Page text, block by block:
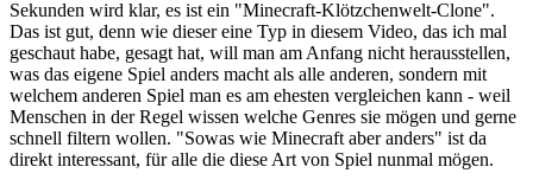
Sekunden wird klar, es ist ein "Minecraft-Klötzchenwelt-Clone".
Das ist gut, denn wie dieser eine Typ in diesem Video, das ich mal
geschaut habe, gesagt hat, will man am Anfang nicht herausstellen,
was das eigene Spiel anders macht als alle anderen, sondern mit
welchem anderen Spiel man es am ehesten vergleichen kann - weil
Menschen in der Regel wissen welche Genres sie mögen und gerne
schnell filtern wollen. "Sowas wie Minecraft aber anders" ist da
direkt interessant, für alle die diese Art von Spiel nunmal mögen.